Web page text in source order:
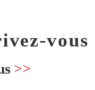
vous
>>